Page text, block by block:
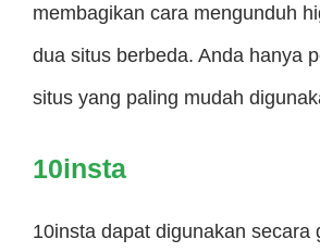
membagikan cara mengunduh
dua situs berbeda. Anda hanya
situs yang paling mudah
10insta
10insta dapat digunakan secara